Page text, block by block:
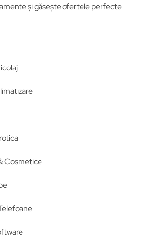
și găsește ofertele perfecte
Cosmetice